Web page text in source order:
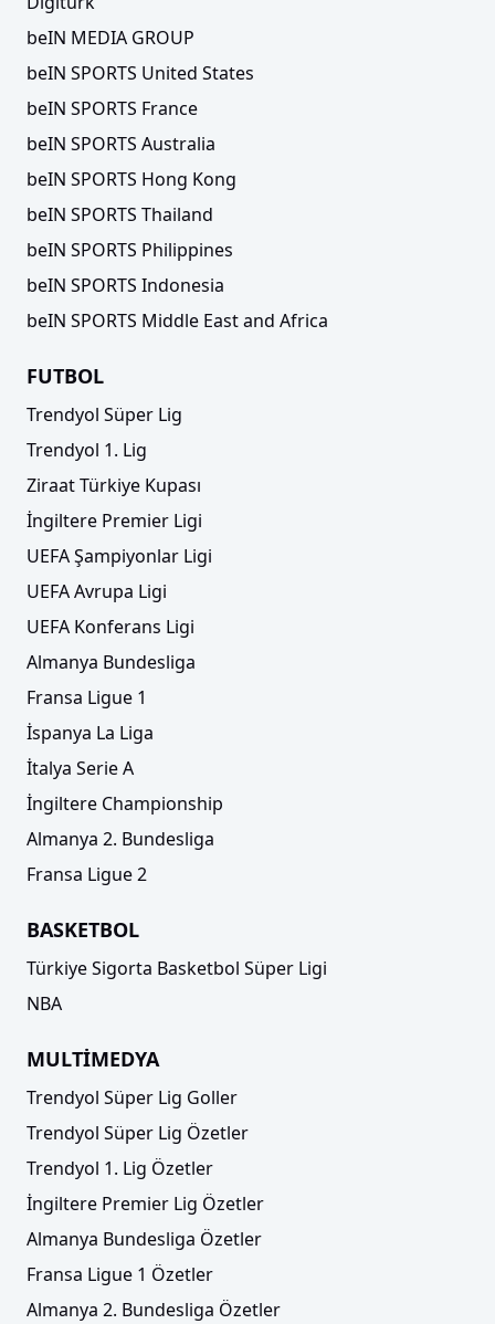
beIN MEDIA GROUP
beIN SPORTS United States
beIN SPORTS France
beIN SPORTS Australia
beIN SPORTS Hong Kong
beIN SPORTS Thailand
beIN SPORTS Philippines
beIN SPORTS Indonesia
beIN SPORTS Middle East and Africa
FUTBOL
Trendyol Süper Lig
Trendyol 1. Lig
Ziraat Türkiye Kupası
İngiltere Premier Ligi
UEFA Şampiyonlar Ligi
UEFA Avrupa Ligi
UEFA Konferans Ligi
Almanya Bundesliga
Fransa Ligue 1
İspanya La Liga
İtalya Serie A
İngiltere Championship
Almanya 2. Bundesliga
Fransa Ligue 2
BASKETBOL
Türkiye Sigorta Basketbol Süper Ligi
NBA
MULTİMEDYA
Trendyol Süper Lig Goller
Trendyol Süper Lig Özetler
Trendyol 1. Lig Özetler
İngiltere Premier Lig Özetler
Almanya Bundesliga Özetler
Fransa Ligue 1 Özetler
Almanya 2. Bundesliga Özetler